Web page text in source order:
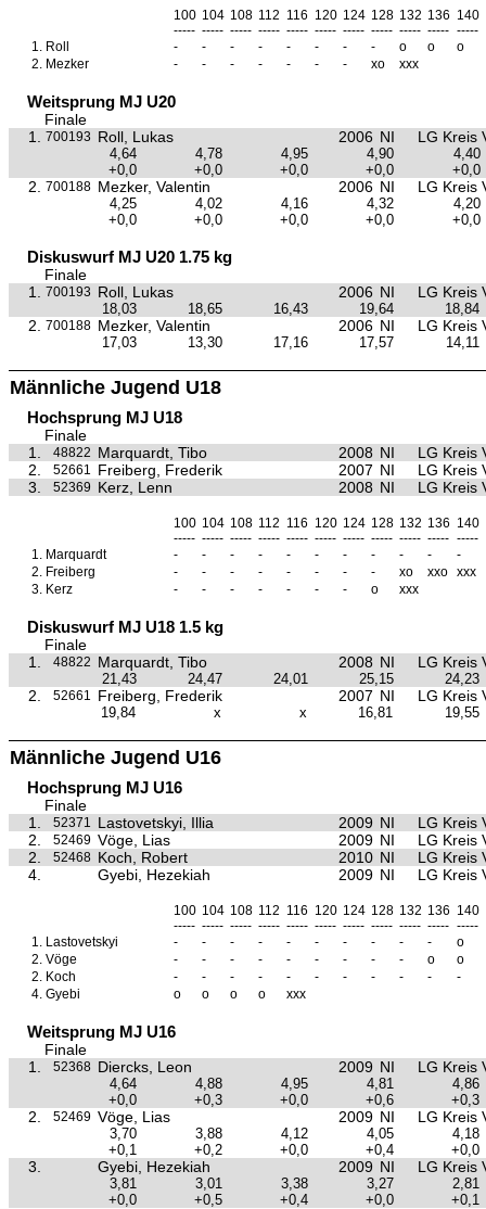
100 104 108 112 116 120 124 128 132 136 140
----- ----- ----- ----- ----- ----- ----- ----- ----- ----- -----
1. Roll - - - - - - - - o o
o
2. Mezker - - - - - - - xo xxx
Weitsprung MJ U20
Finale
1.
700193 Roll, Lukas 2006 NI LG Kreis
4,64 4,78 4,95 4,90
4,40
+0,0
+0,0 +0,0 +0,0 +0,0
2. 700188 Mezker, Valentin 2006 NI LG Kreis
4,25 4,02 4,16 4,32
4,20
+0,0
+0,0 +0,0 +0,0 +0,0
Diskuswurf MJ U20 1.75 kg
Finale
1.
700193 Roll, Lukas 2006 NI LG Kreis
18,03 18,65 16,43 19,64 18,84
2. 700188 Mezker, Valentin 2006 NI LG Kreis
17,03 13,30 17,16 17,57 14,11
Männliche Jugend U18
Hochsprung MJ U18
Finale
1.
48822 Marquardt, Tibo 2008 NI
LG Kreis
2.
52661 Freiberg, Frederik 2007 NI
LG Kreis
3.
52369 Kerz, Lenn 2008 NI LG Kreis
100 104 108 112 116 120 124 128 132 136 140
----- ----- ----- ----- ----- ----- ----- ----- ----- ----- -----
1. Marquardt - - - - - - - - - -
-
2. Freiberg - - - - - - - - xo xxo xxx
3. Kerz - - - - - - - o xxx
Diskuswurf MJ U18 1.5 kg
Finale
1.
48822 Marquardt, Tibo 2008 NI LG Kreis
21,43 24,47 24,01 25,15 24,23
2. 52661 Freiberg, Frederik 2007 NI LG Kreis
19,84 x x 16,81 19,55
Männliche Jugend U16
Hochsprung MJ U16
Finale
1.
52371 Lastovetskyi, Illia 2009 NI
LG Kreis
2.
52469 Vöge, Lias 2009 NI
LG Kreis
2.
52468 Koch, Robert 2010 NI
LG Kreis
4.
Gyebi, Hezekiah 2009 NI LG Kreis
100 104 108 112 116 120 124 128 132 136 140
----- ----- ----- ----- ----- ----- ----- ----- ----- ----- -----
1. Lastovetskyi - - - - - - - - - -
o
2. Vöge - - - - - - - - - o
o
2. Koch - - - - - - - - - -
-
4. Gyebi o o o o xxx
Weitsprung MJ U16
Finale
1.
52368 Diercks, Leon 2009 NI LG Kreis
4,64 4,88 4,95 4,81
4,86
+0,0
+0,3 +0,0 +0,6 +0,3
2. 52469 Vöge, Lias 2009 NI LG Kreis
3,70 3,88 4,12 4,05
4,18
+0,1
+0,2 +0,0 +0,4 +0,0
3. Gyebi, Hezekiah 2009 NI LG Kreis
3,81 3,01 3,38 3,27
2,81
+0,0
+0,5 +0,4 +0,0 +0,1